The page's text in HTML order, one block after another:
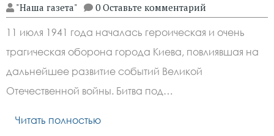
"Наша газета" 0 Оставьте комментарий
11 июля 1941 года началась героическая и очень
трагическая оборона города Киева, повлиявшая на
дальнейшее развитие событий Великой
Отечественной войны. Битва под…
Читать полностью